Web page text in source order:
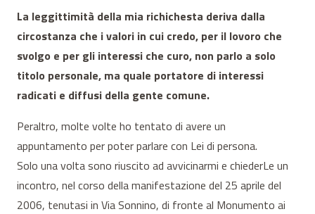
La leggittimità della mia richichesta deriva dalla
circostanza che i valori in cui credo, per il lovoro che
svolgo e per gli interessi che curo, non parlo a solo
titolo personale, ma quale portatore di interessi
radicati e diffusi della gente comune.
Peraltro, molte volte ho tentato di avere un
appuntamento per poter parlare con Lei di persona.
Solo una volta sono riuscito ad avvicinarmi e chiederLe un
incontro, nel corso della manifestazione del 25 aprile del
2006, tenutasi in Via Sonnino, di fronte al Monumento ai